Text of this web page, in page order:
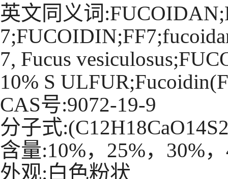
英文同义词
7, Fucus
10% S
CAS号:9072-19-9
分子式
含量:10%，25%，30%
外观:白色粉状